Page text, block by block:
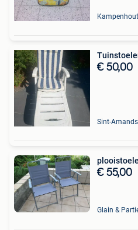
Kampenhout
€ 50,00
Sint-
€ 55,00
Glain &